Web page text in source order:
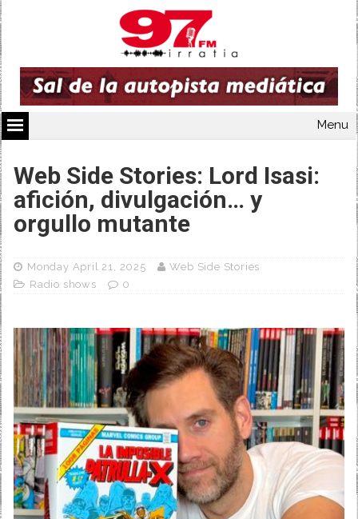
Menu
Web Side Stories: Lord Isasi:
afición, divulgación… y
orgullo mutante
Monday April 21, 2025
Web Side Stories
Radio shows
0